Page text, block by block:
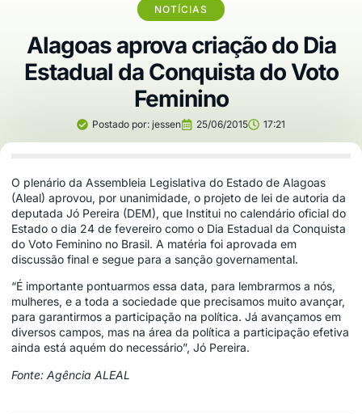
NOTÍCIAS
Alagoas aprova criação do Dia
Estadual da Conquista do Voto
Feminino
Postado por: jessen 25/06/2015 17:21
O plenário da Assembleia Legislativa do Estado de Alagoas
(Aleal) aprovou, por unanimidade, o projeto de lei de autoria da
deputada Jó Pereira (DEM), que Institui no calendário oficial do
Estado o dia 24 de fevereiro como o Dia Estadual da Conquista
do Voto Feminino no Brasil. A matéria foi aprovada em
discussão final e segue para a sanção governamental.
“É importante pontuarmos essa data, para lembrarmos a nós,
mulheres, e a toda a sociedade que precisamos muito avançar,
para garantirmos a participação na política. Já avançamos em
diversos campos, mas na área da política a participação efetiva
ainda está aquém do necessário”, Jó Pereira.
Fonte: Agência ALEAL